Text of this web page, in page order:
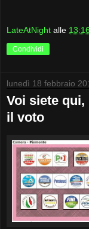
LateAtNight alle 13:16
Condividi
lunedì 18 febbraio
Voi siete
il voto